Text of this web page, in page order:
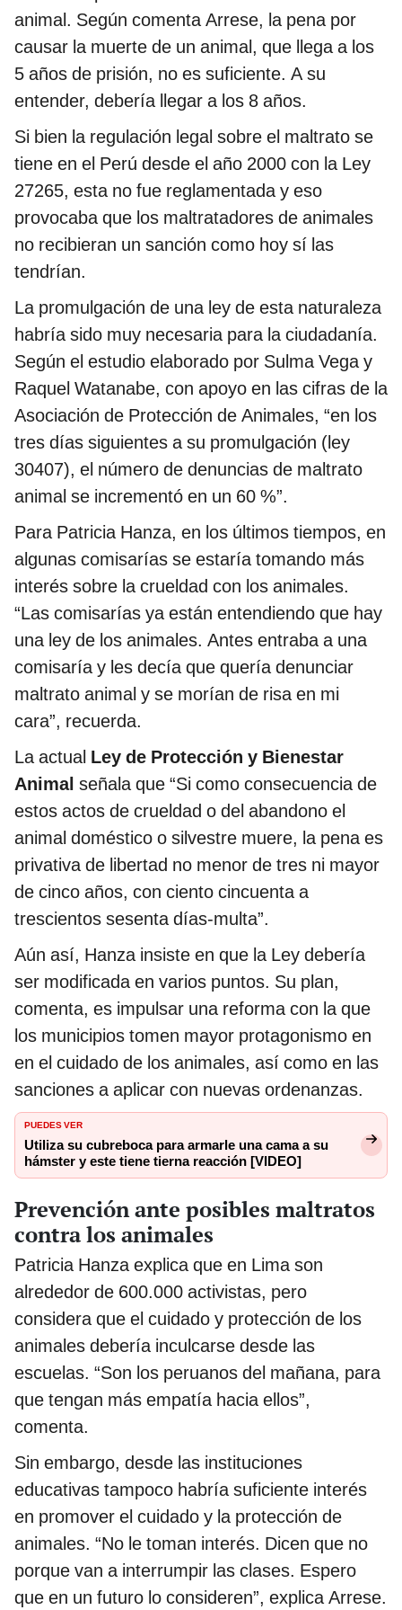
animal. Según comenta Arrese, la pena por
causar la muerte de un animal, que llega a los
5 años de prisión, no es suficiente. A su
entender, debería llegar a los 8 años.
Si bien la regulación legal sobre el maltrato se
tiene en el Perú desde el año 2000 con la Ley
27265, esta no fue reglamentada y eso
provocaba que los maltratadores de animales
no recibieran un sanción como hoy sí las
tendrían.
La promulgación de una ley de esta naturaleza
habría sido muy necesaria para la ciudadanía.
Según el estudio elaborado por Sulma Vega y
Raquel Watanabe, con apoyo en las cifras de la
Asociación de Protección de Animales, “en los
tres días siguientes a su promulgación (ley
30407), el número de denuncias de maltrato
animal se incrementó en un 60 %”.
Para Patricia Hanza, en los últimos tiempos, en
algunas comisarías se estaría tomando más
interés sobre la crueldad con los animales.
“Las comisarías ya están entendiendo que hay
una ley de los animales. Antes entraba a una
comisaría y les decía que quería denunciar
maltrato animal y se morían de risa en mi
cara”, recuerda.
La actual Ley de Protección y Bienestar
Animal señala que “Si como consecuencia de
estos actos de crueldad o del abandono el
animal doméstico o silvestre muere, la pena es
privativa de libertad no menor de tres ni mayor
de cinco años, con ciento cincuenta a
trescientos sesenta días-multa”.
Aún así, Hanza insiste en que la Ley debería
ser modificada en varios puntos. Su plan,
comenta, es impulsar una reforma con la que
los municipios tomen mayor protagonismo en
en el cuidado de los animales, así como en las
sanciones a aplicar con nuevas ordenanzas.
PUEDES VER
Utiliza su cubreboca para armarle una cama a su
hámster y este tiene tierna reacción [VIDEO]
Prevención ante posibles maltratos
contra los animales
Patricia Hanza explica que en Lima son
alrededor de 600.000 activistas, pero
considera que el cuidado y protección de los
animales debería inculcarse desde las
escuelas. “Son los peruanos del mañana, para
que tengan más empatía hacia ellos”,
comenta.
Sin embargo, desde las instituciones
educativas tampoco habría suficiente interés
en promover el cuidado y la protección de
animales. “No le toman interés. Dicen que no
porque van a interrumpir las clases. Espero
que en un futuro lo consideren”, explica Arrese.